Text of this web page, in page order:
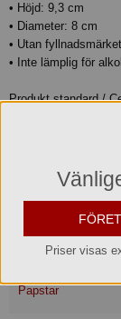
• Höjd: 9,3 cm
• Diameter: 8 cm
• Utan fyllnadsmärket
• Inte lämplig för
Produkt standard /
Relaterade
Papstar
Priser visas